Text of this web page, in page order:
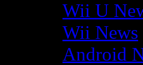
Wii U
Wii News
Android